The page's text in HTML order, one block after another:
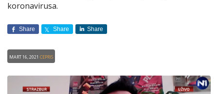
koronavirusa.
Share Share Share
Mart 16, 2021 CEPRIS